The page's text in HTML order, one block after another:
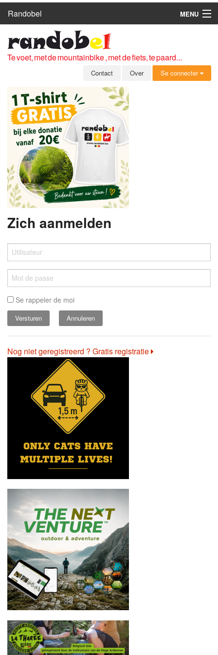
Randobel
MENU
ROUTES
CLUBS
OVER
LEDEN
ZICH AANMELDEN
GRATIS REGISTRATIE
WACHTWOORD VERGETEN
Te voet, met de mountainbike , met de fiets, te paard...
Contact Over Se connecter
Zich aanmelden
Se rappeler de moi
Annuleren
Nog niet geregistreerd ? Gratis registratie